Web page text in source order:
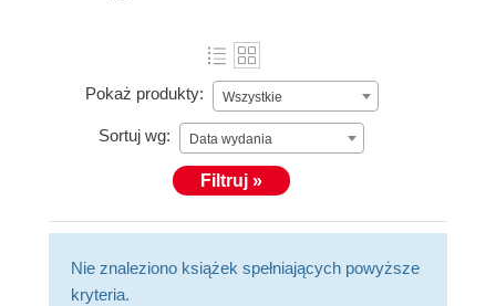
Pokaż produkty: Wszystkie
Sortuj wg: Data wydania
Filtruj »
Nie znaleziono książek spełniających powyższe
kryteria.